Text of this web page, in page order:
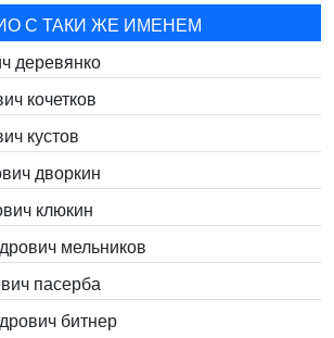
С ТАКИ ЖЕ ИМЕНЕМ
деревянко
кочетков
кустов
дворкин
клюкин
мельников
пасерба
битнер